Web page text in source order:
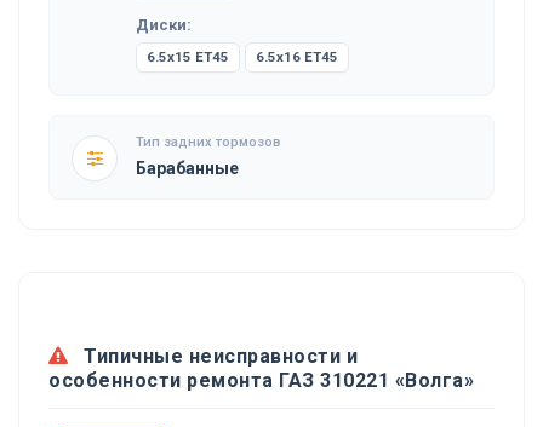
Диски:
6.5x15 ET45 6.5x16 ET45
Тип задних тормозов
Барабанные
Типичные неисправности и
особенности ремонта ГАЗ 310221 «Волга»